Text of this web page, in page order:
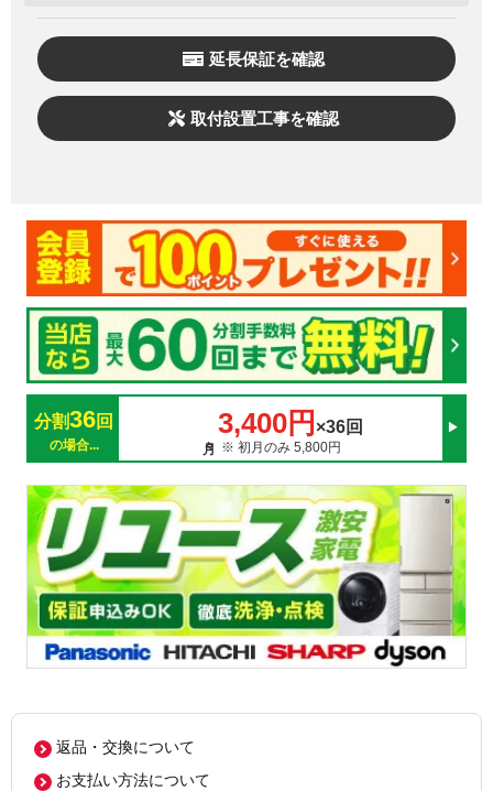
延長保証を確認
取付設置工事を確認
分割36回
の場合...
3,400円 ×36回
※ 初月のみ 5,800円
返品・交換について
お支払い方法について